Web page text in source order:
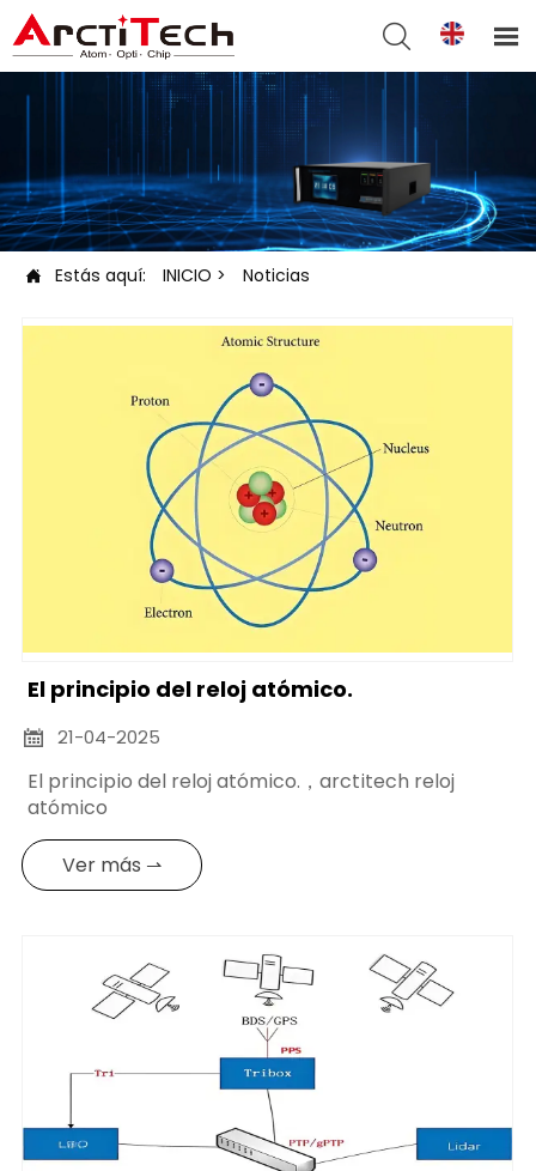
 
 Estás aquí: INICIO > Noticias
El principio del reloj atómico.
 21-04-2025
El principio del reloj atómico.，arctitech reloj
atómico
Ver más ⇀